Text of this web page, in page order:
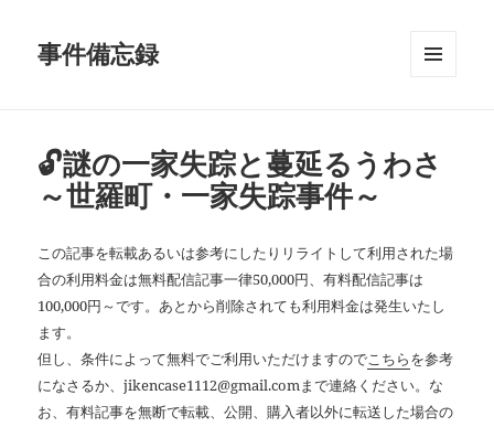
事件備忘録
🔓謎の一家失踪と蔓延るうわさ
～世羅町・一家失踪事件～
この記事を転載あるいは参考にしたりリライトして利用された場
合の利用料金は無料配信記事一律50,000円、有料配信記事は
100,000円～です。あとから削除されても利用料金は発生いたし
ます。
但し、条件によって無料でご利用いただけますのでこちらを参考
になさるか、jikencase1112@gmail.comまで連絡ください。な
お、有料記事を無断で転載、公開、購入者以外に転送した場合の